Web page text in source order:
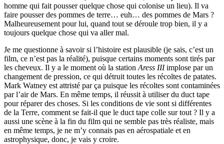
homme qui fait pousser quelque chose qui colonise un lieu). Il va
faire pousser des pommes de terre… euh… des pommes de Mars ?
Malheureusement pour lui, quand tout se déroule trop bien, il y a
toujours quelque chose qui va aller mal.
Je me questionne à savoir si l’histoire est plausible (je sais, c’est un
film, ce n’est pas la réalité), puisque certains moments sont tirés par
les cheveux. Il y a le moment où la station Aress IIIimplose par un
changement de pression, ce qui détruit toutes les récoltes de patates.
Mark Watney est attristé par ça puisque les récoltes sont contaminées
par l’air de Mars. En même temps, il réussit à utiliser du duct tape
pour réparer des choses. Si les conditions de vie sont si différentes
de la Terre, comment se fait-il que le duct tape colle sur tout ? Il y a
aussi une scène à la fin du film qui ne semble pas très réaliste, mais
en même temps, je ne m’y connais pas en aérospatiale et en
astrophysique, donc, je vais y croire.